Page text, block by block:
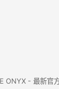
ONYX - 最新官